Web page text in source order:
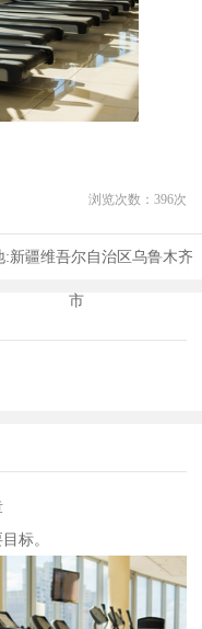
浏览次数： 396次
:新疆维吾尔自治区乌鲁木齐
市
标。